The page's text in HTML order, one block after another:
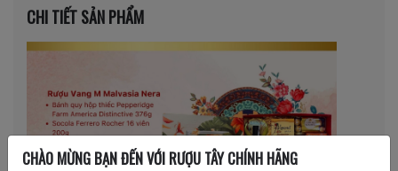
CHI TIẾT SẢN PHẨM
CHÀO MỪNG BẠN ĐẾN VỚI RƯỢU TÂY CHÍNH HÃNG